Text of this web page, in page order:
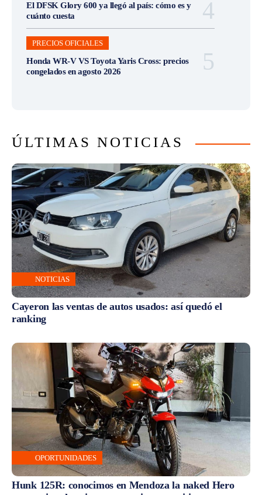
El DFSK Glory 600 ya llegó al país: cómo es y
cuánto cuesta
PRECIOS OFICIALES
Honda WR-V VS Toyota Yaris Cross: precios
congelados en agosto 2026
ÚLTIMAS NOTICIAS
NOTICIAS
Cayeron las ventas de autos usados: así quedó el
ranking
OPORTUNIDADES
Hunk 125R: conocimos en Mendoza la naked Hero